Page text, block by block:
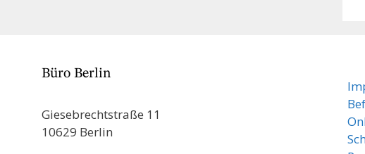
Büro Berlin
Giesebrechtstraße 11
10629 Berlin